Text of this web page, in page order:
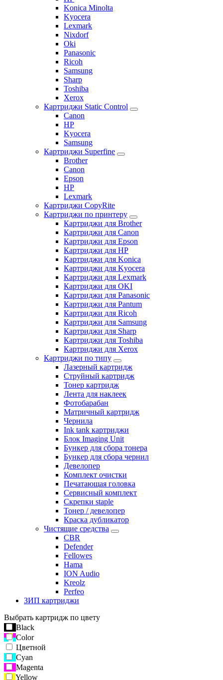
Konica Minolta
Kyocera
Lexmark
Nixdorf
Oki
Panasonic
Ricoh
Samsung
Sharp
Toshiba
Xerox
Картриджи Static Control
Canon
HP
Kyocera
Samsung
Картриджи Superfine
Brother
Canon
Epson
HP
Lexmark
Картриджи CopyRite
Картриджи по принтеру
Картриджи для Brother
Картриджи для Canon
Картриджи для Epson
Картриджи для HP
Картриджи для Konica
Картриджи для Kyocera
Картриджи для Lexmark
Картриджи для OKI
Картриджи для Panasonic
Картриджи для Pantum
Картриджи для Ricoh
Картриджи для Samsung
Картриджи для Sharp
Картриджи для Toshiba
Картриджи для Xerox
Картриджи по типу
Лазерный картридж
Струйный картридж
Тонер картридж
Лента для наклеек
Фотобарабан
Матричный картридж
Чернила
Ink tank картриджи
Блок Imaging Unit
Бункер для сбора тонера
Бункер для сбора чернил
Девелопер
Комплект очистки
Печатающая головка
Сервисный комплект
Скрепки staple
Тонер / девелопер
Краска дубликатор
Чистящие средства
CBR
Defender
Fellowes
Hama
ION Audio
Kreolz
Perfeo
ЗИП картриджи
Выбрать картридж по цвету
Black
Color
Цветной
Cyan
Magenta
Yellow